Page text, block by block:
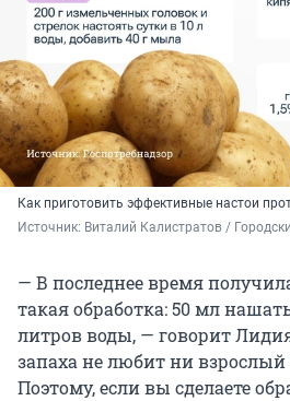
Как приготовить эффективные настои
Источник: Виталий Калистратов /
— В последнее время
такая обработка: 50 мл
литров воды, — говорит
запаха не любит ни
Поэтому, если вы сделаете